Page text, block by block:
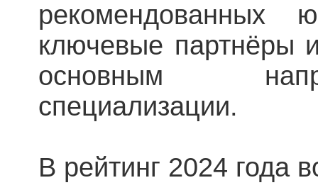
рекомендованных
ключевые партнёры
основным
специализации.
В рейтинг 2024 года